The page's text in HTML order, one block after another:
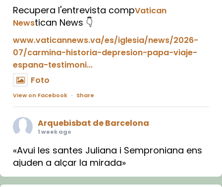
Recupera l'entrevista compVatican
Newstican News 👇
www.vaticannews.va/es/iglesia/news/2026-
07/carmina-historia-depresion-papa-viaje-
espana-testimoni...
Foto
View on Facebook · Share
Arquebisbat de Barcelona
1 week ago
«Avui les santes Juliana i Semproniana ens
ajuden a alçar la mirada»
Mons. Sergi Gordo, bisbe de Tortosa, ha